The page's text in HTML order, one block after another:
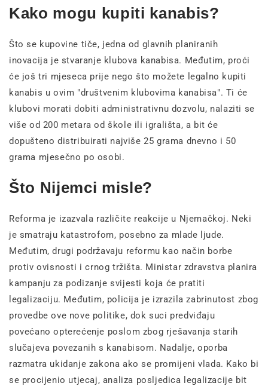
Kako mogu kupiti kanabis?
Što se kupovine tiče, jedna od glavnih planiranih
inovacija je stvaranje klubova kanabisa. Međutim, proći
će još tri mjeseca prije nego što možete legalno kupiti
kanabis u ovim "društvenim klubovima kanabisa". Ti će
klubovi morati dobiti administrativnu dozvolu, nalaziti se
više od 200 metara od škole ili igrališta, a bit će
dopušteno distribuirati najviše 25 grama dnevno i 50
grama mjesečno po osobi.
Što Nijemci misle?
Reforma je izazvala različite reakcije u Njemačkoj. Neki
je smatraju katastrofom, posebno za mlade ljude.
Međutim, drugi podržavaju reformu kao način borbe
protiv ovisnosti i crnog tržišta. Ministar zdravstva planira
kampanju za podizanje svijesti koja će pratiti
legalizaciju. Međutim, policija je izrazila zabrinutost zbog
provedbe ove nove politike, dok suci predviđaju
povećano opterećenje poslom zbog rješavanja starih
slučajeva povezanih s kanabisom. Nadalje, oporba
razmatra ukidanje zakona ako se promijeni vlada. Kako bi
se procijenio utjecaj, analiza posljedica legalizacije bit